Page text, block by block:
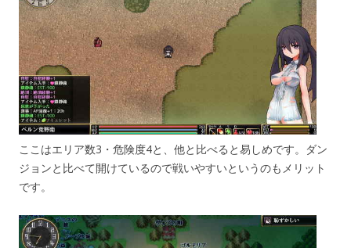
ここはエリア数3・危険度4と、他と比べると易しめです。ダン
ジョンと比べて開けているので戦いやすいというのもメリット
です。